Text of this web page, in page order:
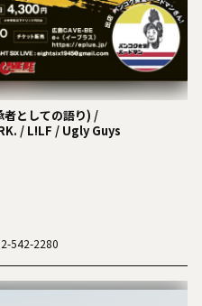
者としての語り) /
/ L!LF / Ugly Guys
542-2280